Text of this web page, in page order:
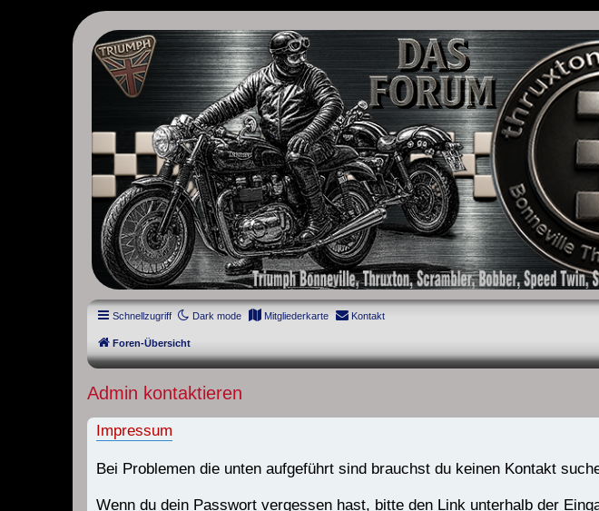
thruxton-forum.de
DAS FORUM! Alles rund um die Triumph Modern Classic Modelle. Das Forum für die New Bonneville
Street Cup, America und Speedmaster.
Schnellzugriff Dark mode Mitgliederkarte Kontakt
Foren-Übersicht
Admin kontaktieren
Impressum
Bei Problemen die unten aufgeführt sind brauchst du keinen Kontakt
Wenn du dein Passwort vergessen hast, bitte den Link unterhalb der